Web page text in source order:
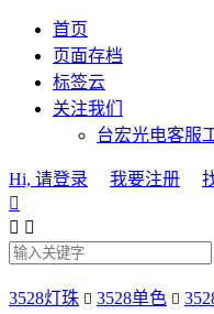
首页
页面存档
标签云
关注我们
台宏光电客服
Hi, 请登录 我要注册

 
3528灯珠  3528单色 